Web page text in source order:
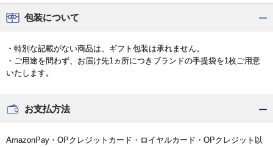
包装について
・特別な記載がない商品は、ギフト包装は承れません。
・ご用途を問わず、お届け先1ヵ所につきブランドの手提袋を1枚ご用意
いたします。
お支払方法
AmazonPay・OPクレジットカード・ロイヤルカード・OPクレジット以